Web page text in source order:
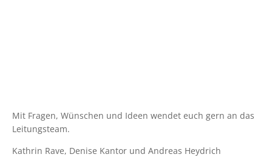
Mit Fragen, Wünschen und Ideen wendet euch gern an das
Leitungsteam.
Kathrin Rave, Denise Kantor und Andreas Heydrich